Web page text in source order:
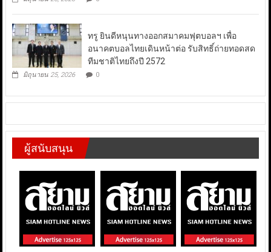
ทรู ยินดีหนุนทางออกสมาคมฟุตบอลฯ เพื่อ
อนาคตบอลไทยเดินหน้าต่อ รับสิทธิ์ถ่ายทอดสด
ทีมชาติไทยถึงปี 2572
มิถุนายน 25, 2026 0
ผู้สนับสนุน